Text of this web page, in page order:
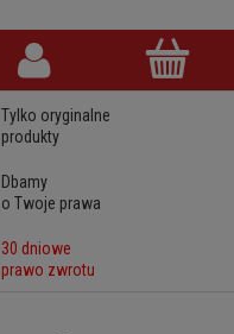
Tylko oryginalne
produkty
Dbamy
o Twoje prawa
30 dniowe
prawo zwrotu